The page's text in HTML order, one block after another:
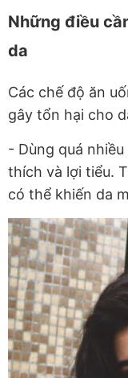
Những điều
da
Các chế độ ăn
gây tổn hại cho
- Dùng quá
thích và lợi tiểu.
có thể khiến da